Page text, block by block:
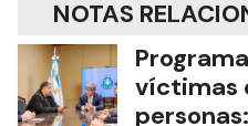
NOTAS
víctimas